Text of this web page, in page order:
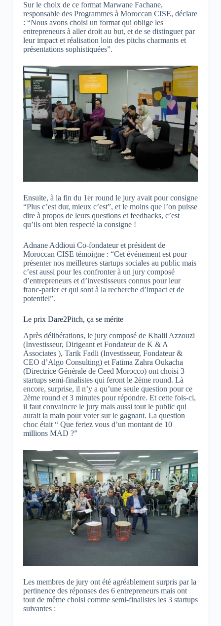
Sur le choix de ce format Marwane Fachane,
responsable des Programmes à Moroccan CISE, déclare
: “Nous avons choisi un format qui oblige les
entrepreneurs à aller droit au but, et de se distinguer par
leur impact et réalisation loin des pitchs charmants et
présentations sophistiquées”.
Ensuite, à la fin du 1er round le jury avait pour consigne
“Plus c’est dur, mieux c’est”, et le moins que l’on puisse
dire à propos de leurs questions et feedbacks, c’est
qu’ils ont bien respecté la consigne !
Adnane Addioui Co-fondateur et président de
Moroccan CISE témoigne : “Cet événement est pour
présenter nos meilleures startups sociales au public mais
c’est aussi pour les confronter à un jury composé
d’entrepreneurs et d’investisseurs connus pour leur
franc-parler et qui sont à la recherche d’impact et de
potentiel”.
Le prix Dare2Pitch, ça se mérite
Après délibérations, le jury composé de Khalil Azzouzi
(Investisseur, Dirigeant et Fondateur de K & A
Associates ), Tarik Fadli (Investisseur, Fondateur &
CEO d’Algo Consulting) et Fatima Zahra Oukacha
(Directrice Générale de Ceed Morocco) ont choisi 3
startups semi-finalistes qui feront le 2ème round. Là
encore, surprise, il n’y a qu’une seule question pour ce
2ème round et 3 minutes pour répondre. Et cette fois-ci,
il faut convaincre le jury mais aussi tout le public qui
aurait la main pour voter sur le gagnant. La question
choc était “ Que feriez vous d’un montant de 10
millions MAD ?”
Les membres de jury ont été agréablement surpris par la
pertinence des réponses des 6 entrepreneurs mais ont
tout de même choisi comme semi-finalistes les 3 startups
suivantes :